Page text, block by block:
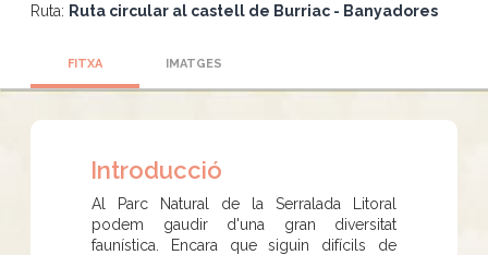
Ruta: Ruta circular al castell de Burriac - Banyadores
FITXA IMATGES
Introducció
Al Parc Natural de la Serralada Litoral
podem gaudir d'una gran diversitat
faunística. Encara que siguin difícils de